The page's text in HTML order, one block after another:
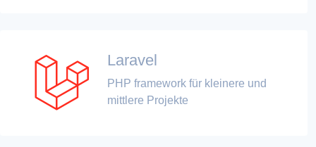
Laravel
PHP framework für kleinere und
mittlere Projekte